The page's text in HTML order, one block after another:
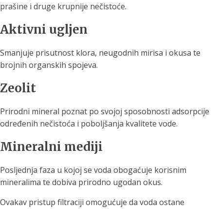
prašine i druge krupnije nečistoće.
Aktivni ugljen
Smanjuje prisutnost klora, neugodnih mirisa i okusa te
brojnih organskih spojeva.
Zeolit
Prirodni mineral poznat po svojoj sposobnosti adsorpcije
određenih nečistoća i poboljšanja kvalitete vode.
Mineralni mediji
Posljednja faza u kojoj se voda obogaćuje korisnim
mineralima te dobiva prirodno ugodan okus.
Ovakav pristup filtraciji omogućuje da voda ostane